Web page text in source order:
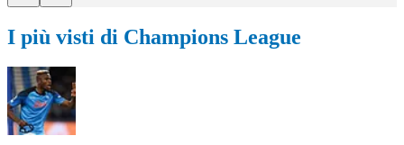
I più visti di Champions League